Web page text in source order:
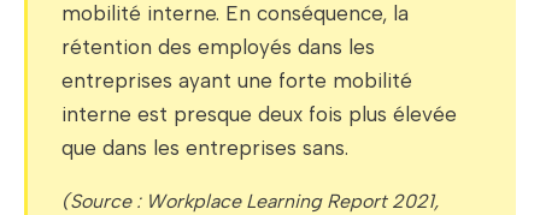
mobilité interne. En conséquence, la
rétention des employés dans les
entreprises ayant une forte mobilité
interne est presque deux fois plus élevée
que dans les entreprises sans.
(Source : Workplace Learning Report 2021,